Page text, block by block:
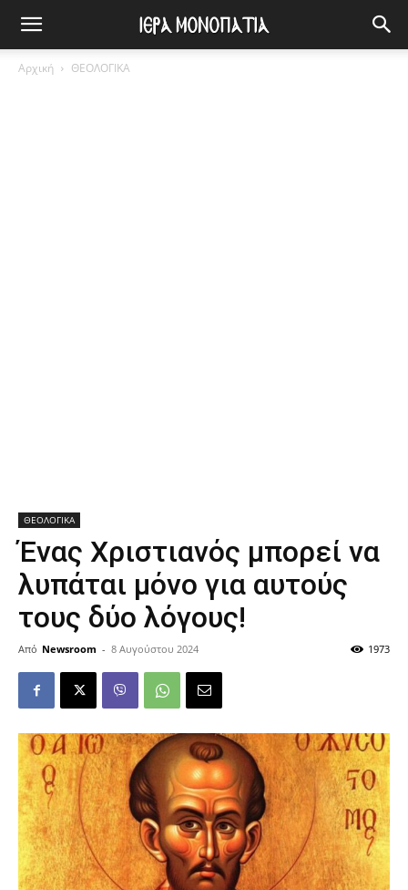
Αρχική ΘΕΟΛΟΓΙΚΑ
ΘΕΟΛΟΓΙΚΑ
Ένας Χριστιανός μπορεί να
λυπάται μόνο για αυτούς
τους δύο λόγους!
Από Newsroom - 8 Αυγούστου 2024 1973